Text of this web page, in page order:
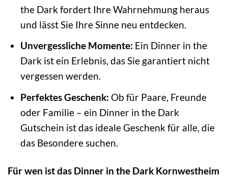
the Dark fordert Ihre Wahrnehmung heraus
und lässt Sie Ihre Sinne neu entdecken.
Unvergessliche Momente: Ein Dinner in the
Dark ist ein Erlebnis, das Sie garantiert nicht
vergessen werden.
Perfektes Geschenk: Ob für Paare, Freunde
oder Familie – ein Dinner in the Dark
Gutschein ist das ideale Geschenk für alle, die
das Besondere suchen.
Für wen ist das Dinner in the Dark Kornwestheim